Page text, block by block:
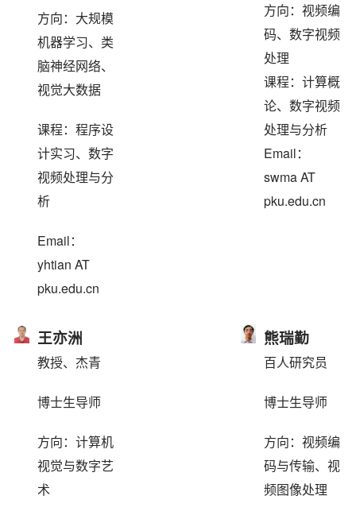
方向：大规模
机器学习、类
脑神经网络、
视觉大数据
课程：程序设
计实习、数字
视频处理与分
析
Email：
yhtian AT
pku.edu.cn
方向：视频编
码、数字视频
处理
课程：计算概
论、数字视频
处理与分析
Email：
swma AT
pku.edu.cn
王亦洲
教授、杰青
博士生导师
方向：计算机
视觉与数字艺
术
熊瑞勤
百人研究员
博士生导师
方向：视频编
码与传输、视
频图像处理